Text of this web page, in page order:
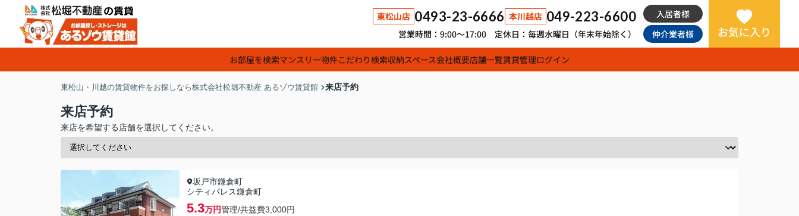
東松山店 0493-23-6666 本川越店 049-223-6600
営業時間：9:00～17:00 定休日：毎週水曜日（年末年始除く）
入居者様
仲介業者様
お気に入り
お部屋を検索マンスリー物件こだわり検索収納スペース会社概要店舗一覧賃貸管理ログイン
東松山・川越の賃貸物件をお探しなら株式会社松堀不動産 あるゾウ賃貸館 来店予約
来店予約
来店を希望する店舗を選択してください。
坂戸市鎌倉町
シティパレス鎌倉町
5.3万円管理/共益費3,000円